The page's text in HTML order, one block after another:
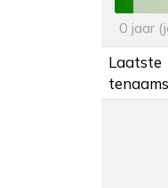
0 jaar
Laatste